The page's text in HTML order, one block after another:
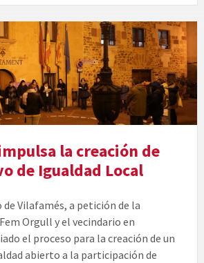
la creación de
de Igualdad Local
Vilafamés, a petición de la
Orgull y el vecindario en
el proceso para la creación de un
abierto a la participación de